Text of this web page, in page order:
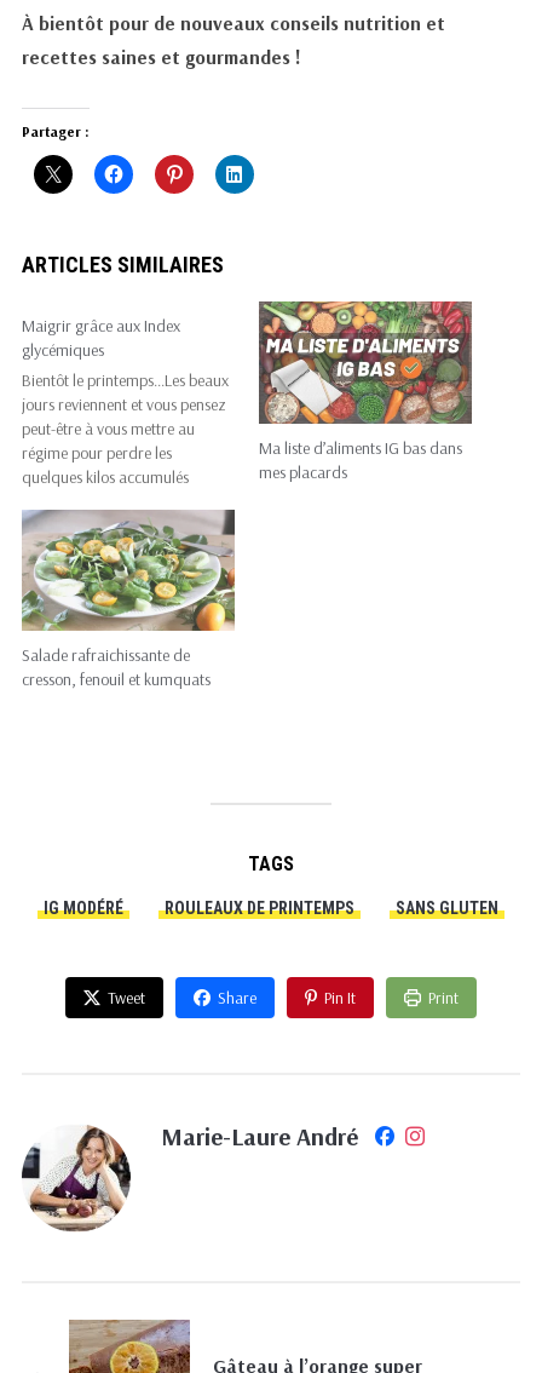
À bientôt pour de nouveaux conseils nutrition et
recettes saines et gourmandes !
Partager :
ARTICLES SIMILAIRES
Maigrir grâce aux Index
glycémiques
Bientôt le printemps...Les beaux
jours reviennent et vous pensez
peut-être à vous mettre au
régime pour perdre les
quelques kilos accumulés
à utiliser une méthode utilisant
l'index glycémique (IG) des
aliments ? Pourquoi se servir
de l'IG pour maigrir ? L'index
glycémique renseigne sur la…
Ma liste d’aliments IG bas dans
mes placards
Salade rafraichissante de
cresson, fenouil et kumquats
TAGS
IG MODÉRÉ ROULEAUX DE PRINTEMPS SANS GLUTEN
Tweet Share Pin It Print
Marie-Laure André
Gâteau à l’orange super